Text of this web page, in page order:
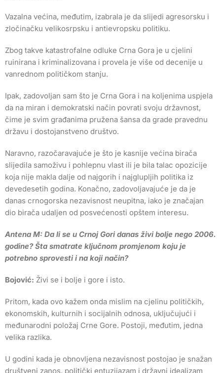
Vazalna većina, međutim, izabrala je da slijedi agresorsku i
zločinačku velikosrpsku i antievropsku politiku.
Zbog takve katastrofalne odluke Crna Gora je u cjelini
ruinirana i kriminalizovana i provela je više od decenije u
vanrednom političkom stanju.
Ipak, zadovoljan sam što je Crna Gora i na koljenima uspjela
da na miran i demokratski način povrati svoju državnost,
čime je svim građanima pružena šansa da grade pravednu
državu i dostojanstveno društvo.
Naravno, razočaravajuće je što je kasnije većina birača
slijedila samoživu i pohlepnu vlast ili je bila talac opozicije
koja nije makla dalje od najgorih i najglupljih politika iz
devedesetih godina. Konačno, zadovoljavajuće je da je
danas crnogorska nezavisnost neupitna, iako je značajan
dio birača udaljen od posvećenosti opštem interesu.
Antena M: Da li se u Crnoj Gori danas živi bolje nego 2006.
godine? Šta smatrate ključnom promjenom koju je
potrebno sprovesti i na koji način?
Bojović: Živi se i bolje i gore i isto.
Pritom, kada ovo kažem onda mislim na cjelinu političkih,
ekonomskih, kulturnih i socijalnih odnosa, uključujući i
međunarodni položaj Crne Gore. Postoji, međutim, jedna
velika razlika.
U godini kada je obnovljena nezavisnost postojao je snažan
društveni zanos, politički entuzijazam i državni idealizam